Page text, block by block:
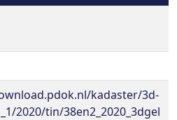
kadaster/3d-
2020/tin/38en2_2020_3dgel